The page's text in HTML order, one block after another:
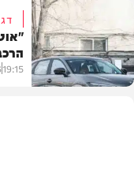
משטרה
19:15